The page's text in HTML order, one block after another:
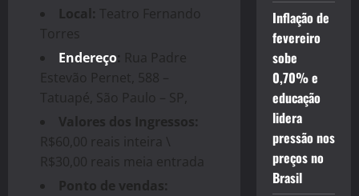
Local: Teatro Fernando
Torres
Endereço: Rua Padre
Estevão Pernet, 588 –
Tatuapé, São Paulo – SP,
Valores dos Ingressos:
R$60,00 reais inteira \
R$30,00 reais meia entrada
Ponto de vendas:
Inflação de
fevereiro
sobe
0,70% e
educação
lidera
pressão nos
preços no
Brasil